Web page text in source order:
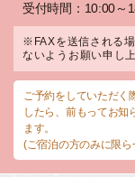
受付時間：10:00～
※FAXを送信される
ないようお願い申し
ご予約をしていただく
したら、前もってお知
ます。
(ご宿泊の方のみに限